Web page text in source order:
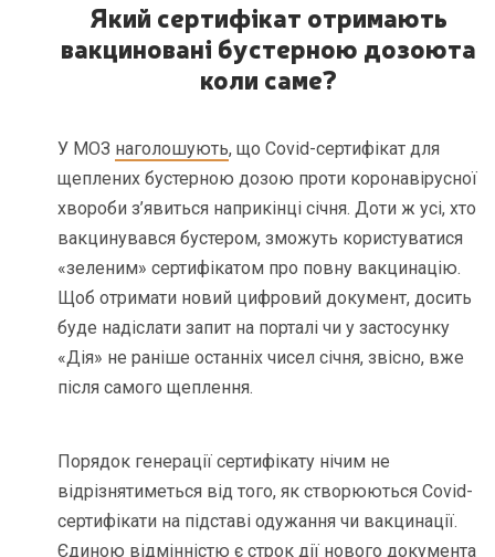
Який сертифікат отримають
вакциновані бустерною дозоюта
коли саме?
У МОЗ наголошують, що Covid-сертифікат для
щеплених бустерною дозою проти коронавірусної
хвороби з’явиться наприкінці січня. Доти ж усі, хто
вакцинувався бустером, зможуть користуватися
«зеленим» сертифікатом про повну вакцинацію.
Щоб отримати новий цифровий документ, досить
буде надіслати запит на порталі чи у застосунку
«Дія» не раніше останніх чисел січня, звісно, вже
після самого щеплення.
Порядок генерації сертифікату нічим не
відрізнятиметься від того, як створюються Covid-
сертифікати на підставі одужання чи вакцинації.
Єдиною відмінністю є строк дії нового документа